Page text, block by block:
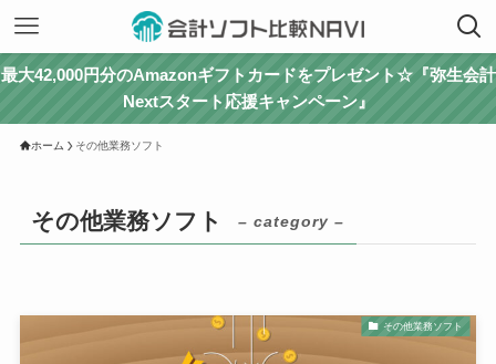
最大42,000円分のAmazonギフトカードをプレゼント☆『弥生会計
Nextスタート応援キャンペーン』
ホーム その他業務ソフト
その他業務ソフト – category –
その他業務ソフト